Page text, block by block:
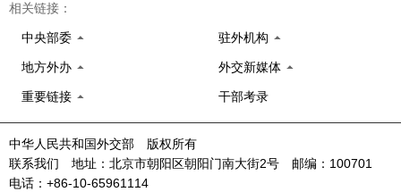
相关链接：
中央部委 驻外机构
地方外办 外交新媒体
重要链接 干部考录
中华人民共和国外交部 版权所有
联系我们 地址：北京市朝阳区朝阳门南大街2号 邮编：100701
电话：+86-10-65961114